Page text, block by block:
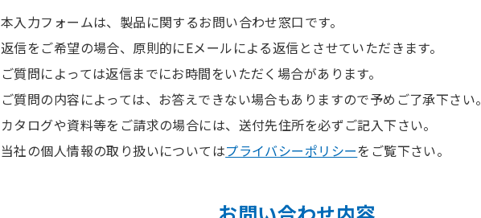
本入力フォームは、製品に関するお問い合わせ窓口です。
返信をご希望の場合、原則的にEメールによる返信とさせていただきます。
ご質問によっては返信までにお時間をいただく場合があります。
ご質問の内容によっては、お答えできない場合もありますので予めご了承下さい。
カタログや資料等をご請求の場合には、送付先住所を必ずご記入下さい。
当社の個人情報の取り扱いについてはプライバシーポリシーをご覧下さい。